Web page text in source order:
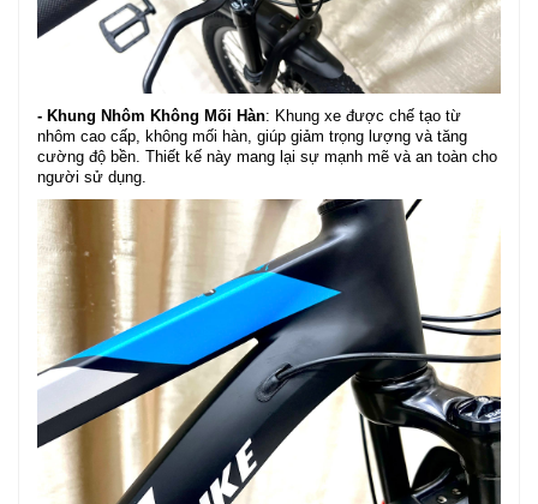
- Khung Nhôm Không Mối Hàn: Khung xe được chế tạo từ
nhôm cao cấp, không mối hàn, giúp giảm trọng lượng và tăng
cường độ bền. Thiết kế này mang lại sự mạnh mẽ và an toàn cho
người sử dụng.